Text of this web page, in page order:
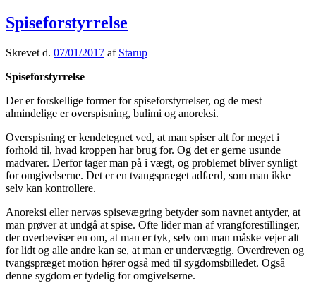
Spiseforstyrrelse
Skrevet d. 07/01/2017 af Starup
Spiseforstyrrelse
Der er forskellige former for spiseforstyrrelser, og de mest
almindelige er overspisning, bulimi og anoreksi.
Overspisning er kendetegnet ved, at man spiser alt for meget i
forhold til, hvad kroppen har brug for. Og det er gerne usunde
madvarer. Derfor tager man på i vægt, og problemet bliver synligt
for omgivelserne. Det er en tvangspræget adfærd, som man ikke
selv kan kontrollere.
Anoreksi eller nervøs spisevægring betyder som navnet antyder, at
man prøver at undgå at spise. Ofte lider man af vrangforestillinger,
der overbeviser en om, at man er tyk, selv om man måske vejer alt
for lidt og alle andre kan se, at man er undervægtig. Overdreven og
tvangspræget motion hører også med til sygdomsbilledet. Også
denne sygdom er tydelig for omgivelserne.